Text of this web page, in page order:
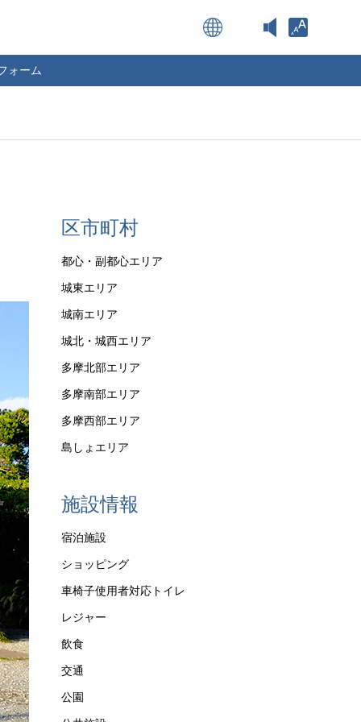
Open
ォーム
区市町村
都心・副都心エリア
城東エリア
城南エリア
城北・城西エリア
多摩北部エリア
多摩南部エリア
多摩西部エリア
島しょエリア
施設情報
宿泊施設
ショッピング
車椅子使用者対応トイレ
レジャー
飲食
交通
公園